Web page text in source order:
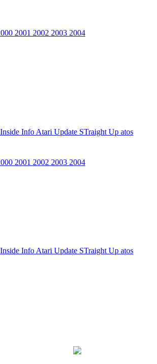
2001 2002 2003 2004
Info Atari Update STraight Up atos
2001 2002 2003 2004
Info Atari Update STraight Up atos